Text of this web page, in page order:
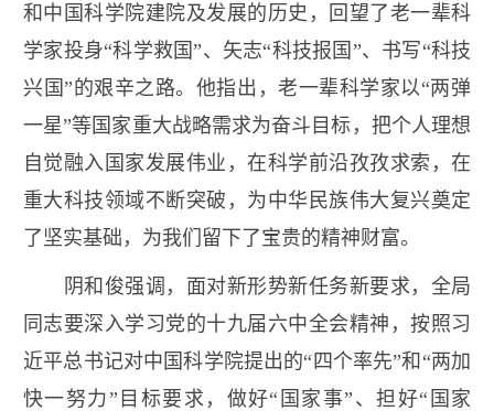
和中国科学院建院及发展的历史，回望了老一辈科
学家投身“科学救国”、矢志“科技报国”、书写“科技
兴国”的艰辛之路。他指出，老一辈科学家以“两弹
一星”等国家重大战略需求为奋斗目标，把个人理想
自觉融入国家发展伟业，在科学前沿孜孜求索，在
重大科技领域不断突破，为中华民族伟大复兴奠定
了坚实基础，为我们留下了宝贵的精神财富。
阴和俊强调，面对新形势新任务新要求，全局
同志要深入学习党的十九届六中全会精神，按照习
近平总书记对中国科学院提出的“ 四个率先”和 “两加
快一努力” 目标要求，做好“ 国家事” 、担好“ 国家